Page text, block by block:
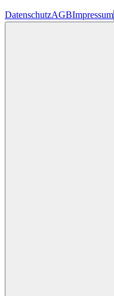
DatenschutzAGBImpressum